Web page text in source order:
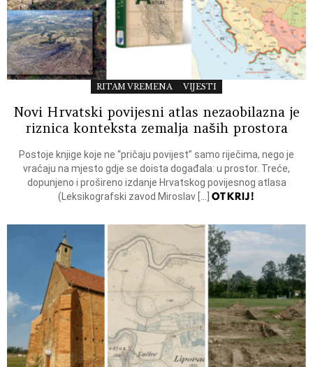
RITAM VREMENA VIJESTI
Novi Hrvatski povijesni atlas nezaobilazna je
riznica konteksta zemalja naših prostora
Postoje knjige koje ne “pričaju povijest” samo riječima, nego je
vraćaju na mjesto gdje se doista događala: u prostor. Treće,
dopunjeno i prošireno izdanje Hrvatskog povijesnog atlasa
(Leksikografski zavod Miroslav […] OTKRIJ!